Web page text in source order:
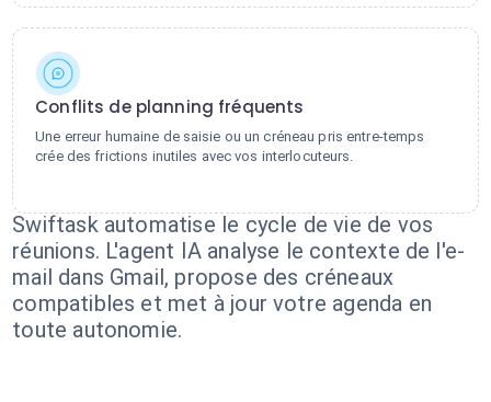
Conflits de planning fréquents
Une erreur humaine de saisie ou un créneau pris entre-temps
crée des frictions inutiles avec vos interlocuteurs.
Swiftask automatise le cycle de vie de vos
réunions. L'agent IA analyse le contexte de l'e-
mail dans Gmail, propose des créneaux
compatibles et met à jour votre agenda en
toute autonomie.